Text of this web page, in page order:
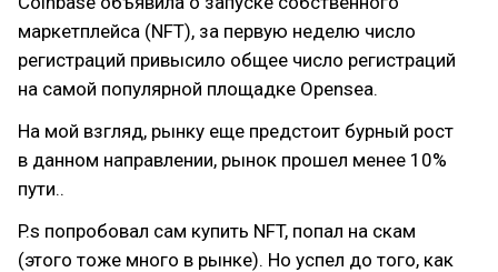
маркетплейса (NFT), за первую неделю число
регистраций привысило общее число регистраций
на самой популярной площадке Opensea.
На мой взгляд, рынку еще предстоит бурный рост
в данном направлении, рынок прошел менее 10%
пути..
P.s попробовал сам купить NFT, попал на скам
(этого тоже много в рынке). Но успел до того, как